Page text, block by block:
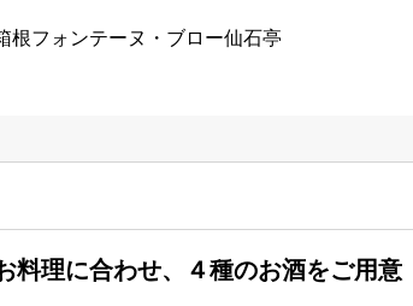
根フォンテーヌ・ブロー仙石亭
料理に合わせ、４種のお酒をご用意